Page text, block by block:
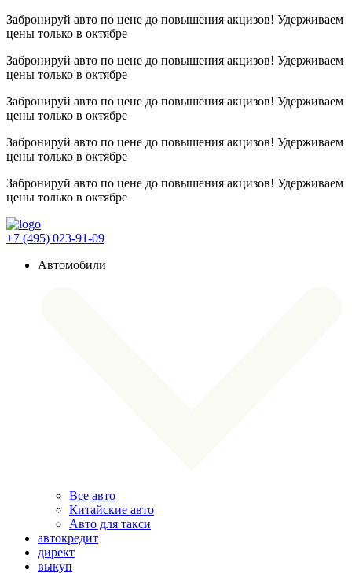
Забронируй авто по цене до повышения акцизов! Удерживаем
цены только в октябре
Забронируй авто по цене до повышения акцизов! Удерживаем
цены только в октябре
Забронируй авто по цене до повышения акцизов! Удерживаем
цены только в октябре
Забронируй авто по цене до повышения акцизов! Удерживаем
цены только в октябре
Забронируй авто по цене до повышения акцизов! Удерживаем
цены только в октябре
+7 (495) 023-91-09
Автомобили
Все авто
Китайские авто
Авто для такси
автокредит
директ
выкуп